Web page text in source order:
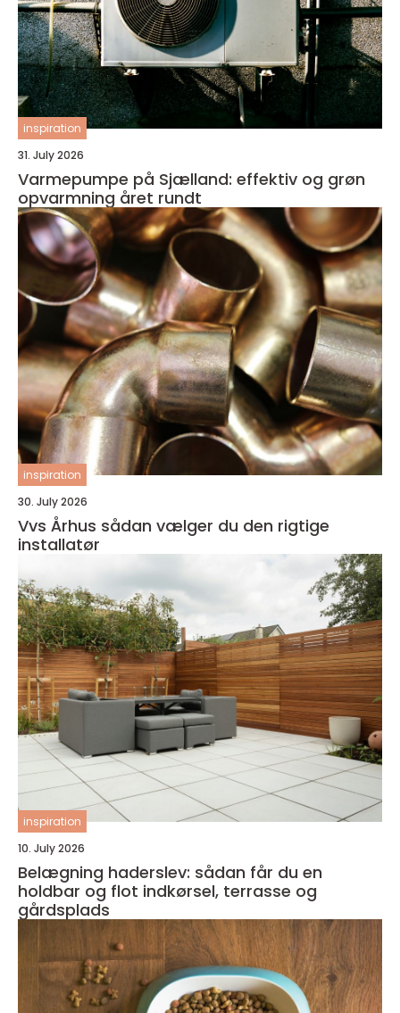
inspiration
31. July 2026
Varmepumpe på Sjælland: effektiv og grøn
opvarmning året rundt
inspiration
30. July 2026
Vvs Århus sådan vælger du den rigtige
installatør
inspiration
10. July 2026
Belægning haderslev: sådan får du en
holdbar og flot indkørsel, terrasse og
gårdsplads